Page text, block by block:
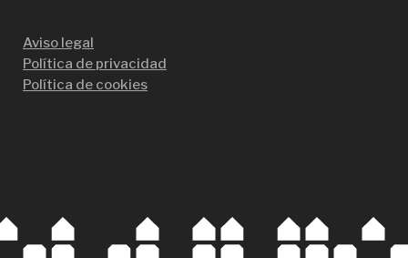
Aviso legal
Política de privacidad
Política de cookies